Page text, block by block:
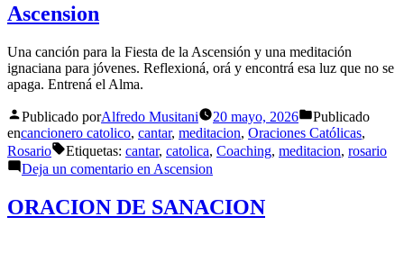
Ascension
Una canción para la Fiesta de la Ascensión y una meditación
ignaciana para jóvenes. Reflexioná, orá y encontrá esa luz que no se
apaga. Entrená el Alma.
Publicado porAlfredo Musitani 20 mayo, 2026
Publicado
encancionero catolico, cantar, meditacion, Oraciones Católicas,
Rosario
Etiquetas: cantar, catolica, Coaching, meditacion, rosario
Deja un comentario en Ascension
ORACION DE SANACION